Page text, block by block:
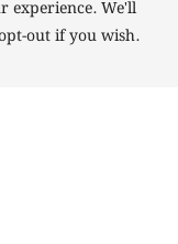
experience. We'll
out if you wish.